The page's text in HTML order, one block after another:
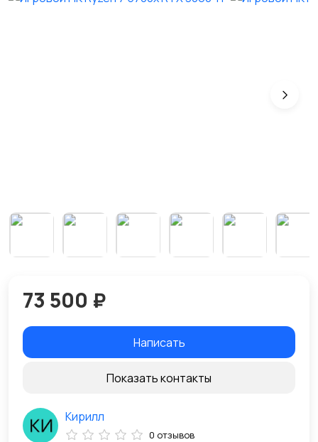
73 500 ₽
Написать
Показать контакты
Кирилл
0 отзывов